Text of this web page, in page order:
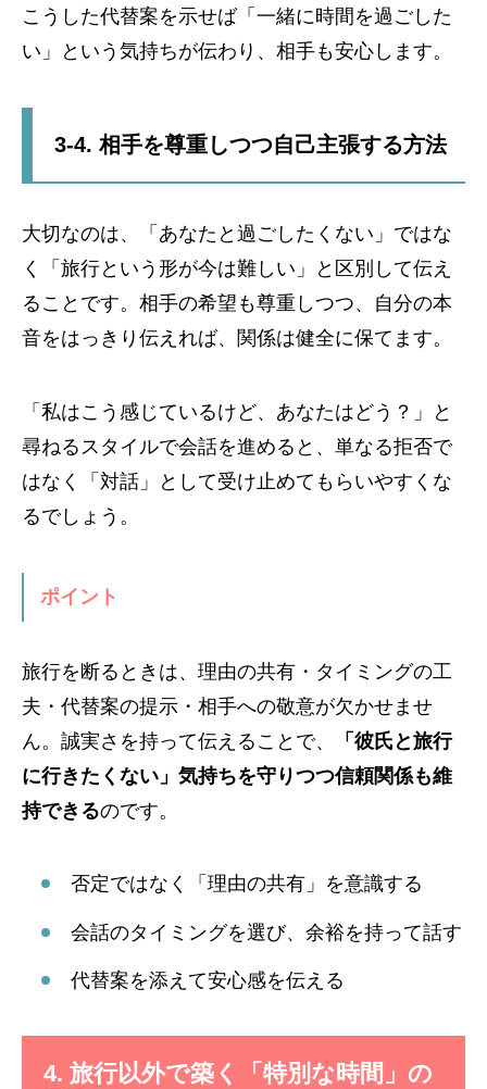
こうした代替案を示せば「一緒に時間を過ごした
い」という気持ちが伝わり、相手も安心します。
3-4. 相手を尊重しつつ自己主張する方法
大切なのは、「あなたと過ごしたくない」ではな
く「旅行という形が今は難しい」と区別して伝え
ることです。相手の希望も尊重しつつ、自分の本
音をはっきり伝えれば、関係は健全に保てます。
「私はこう感じているけど、あなたはどう？」と
尋ねるスタイルで会話を進めると、単なる拒否で
はなく「対話」として受け止めてもらいやすくな
るでしょう。
ポイント
旅行を断るときは、理由の共有・タイミングの工
夫・代替案の提示・相手への敬意が欠かせませ
ん。誠実さを持って伝えることで、
「彼氏と旅行
に行きたくない」気持ちを守りつつ信頼関係も維
持できるのです。
否定ではなく「理由の共有」を意識する
会話のタイミングを選び、余裕を持って話す
代替案を添えて安心感を伝える
4. 旅行以外で築く「特別な時間」の